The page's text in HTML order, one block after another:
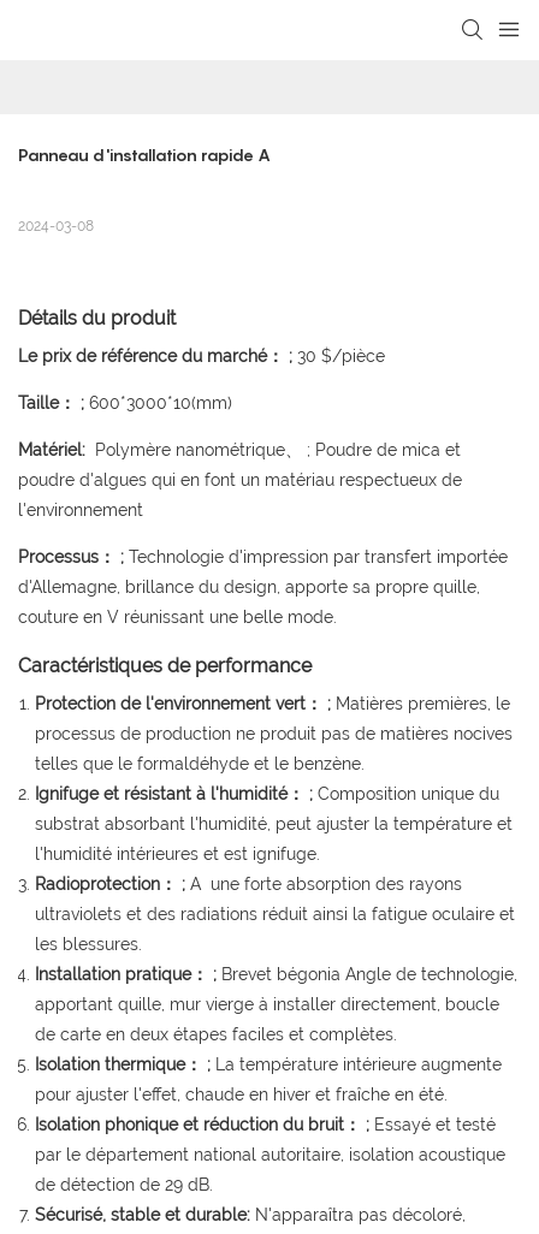
Panneau d'installation rapide A
2024-03-08
Détails du produit
Le prix de référence du marché： ; 30 $/pièce
Taille： ; 600*3000*10(mm)
Matériel:
Polymère nanométrique、 ; Poudre de mica et
poudre d'algues qui en font un matériau respectueux de
l'environnement
Processus： ; Technologie d'impression par transfert importée
d'Allemagne, brillance du design, apporte sa propre quille,
couture en V réunissant une belle mode.
Caractéristiques de performance
Protection de l'environnement vert： ; Matières premières, le
processus de production ne produit pas de matières nocives
telles que le formaldéhyde et le benzène.
Ignifuge et résistant à l'humidité： ; Composition unique du
substrat absorbant l'humidité, peut ajuster la température et
l'humidité intérieures et est ignifuge.
Radioprotection： ; A une forte absorption des rayons
ultraviolets et des radiations réduit ainsi la fatigue oculaire et
les blessures.
Installation pratique： ; Brevet bégonia Angle de technologie,
apportant quille, mur vierge à installer directement, boucle
de carte en deux étapes faciles et complètes.
Isolation thermique： ; La température intérieure augmente
pour ajuster l'effet, chaude en hiver et fraîche en été.
Isolation phonique et réduction du bruit： ; Essayé et testé
par le département national autoritaire, isolation acoustique
de détection de 29 dB.
Sécurisé, stable et durable: N'apparaîtra pas décoloré,